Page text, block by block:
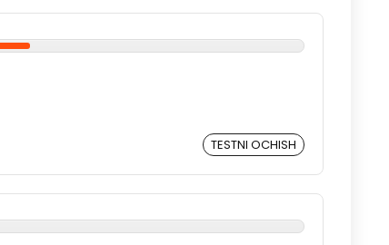
TESTNI OCHISH